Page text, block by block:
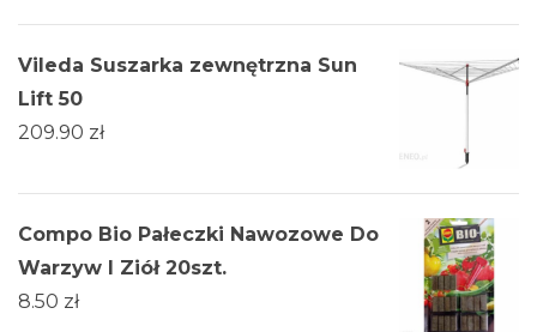
Vileda Suszarka zewnętrzna Sun
Lift 50
209.90 zł
Compo Bio Pałeczki Nawozowe Do
Warzyw I Ziół 20szt.
8.50 zł